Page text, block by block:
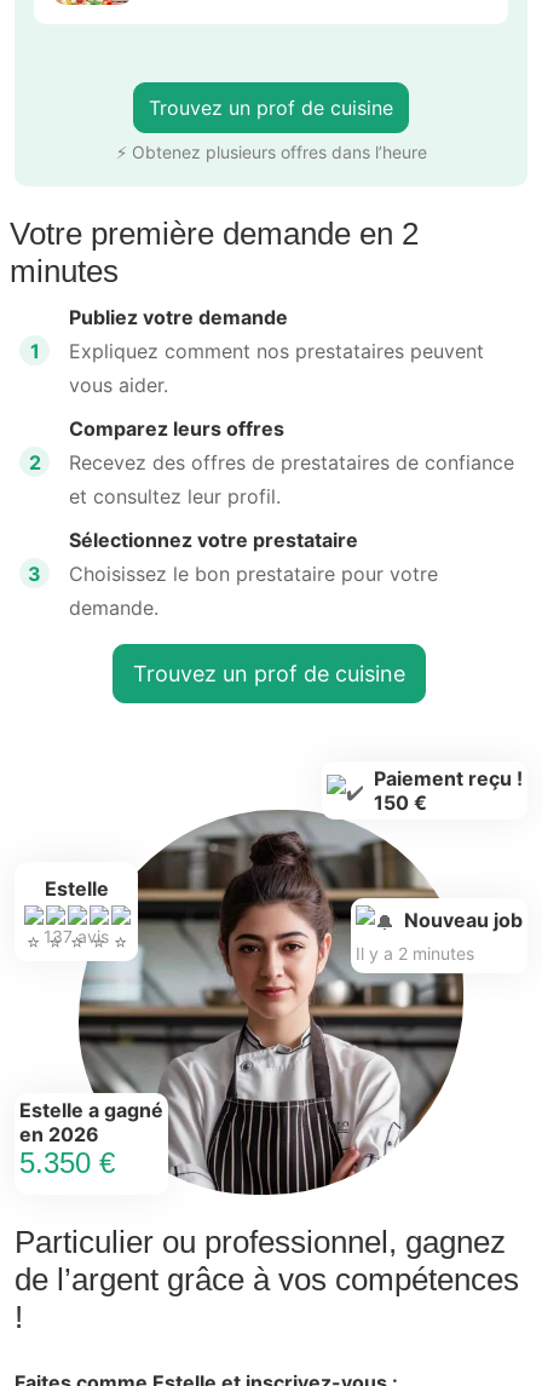
Trouvez un prof de cuisine
⚡ Obtenez plusieurs offres dans l’heure
Votre première demande en 2
minutes
1
Publiez votre demande
Expliquez comment nos prestataires peuvent
vous aider.
2
Comparez leurs offres
Recevez des offres de prestataires de confiance
et consultez leur profil.
3
Sélectionnez votre prestataire
Choisissez le bon prestataire pour votre
demande.
Trouvez un prof de cuisine
Particulier ou professionnel, gagnez
de l’argent grâce à vos compétences
!
Estelle
137 avis
Estelle a gagné
en 2026
5.350 €
Paiement reçu !
150 €
Nouveau job
Il y a 2 minutes